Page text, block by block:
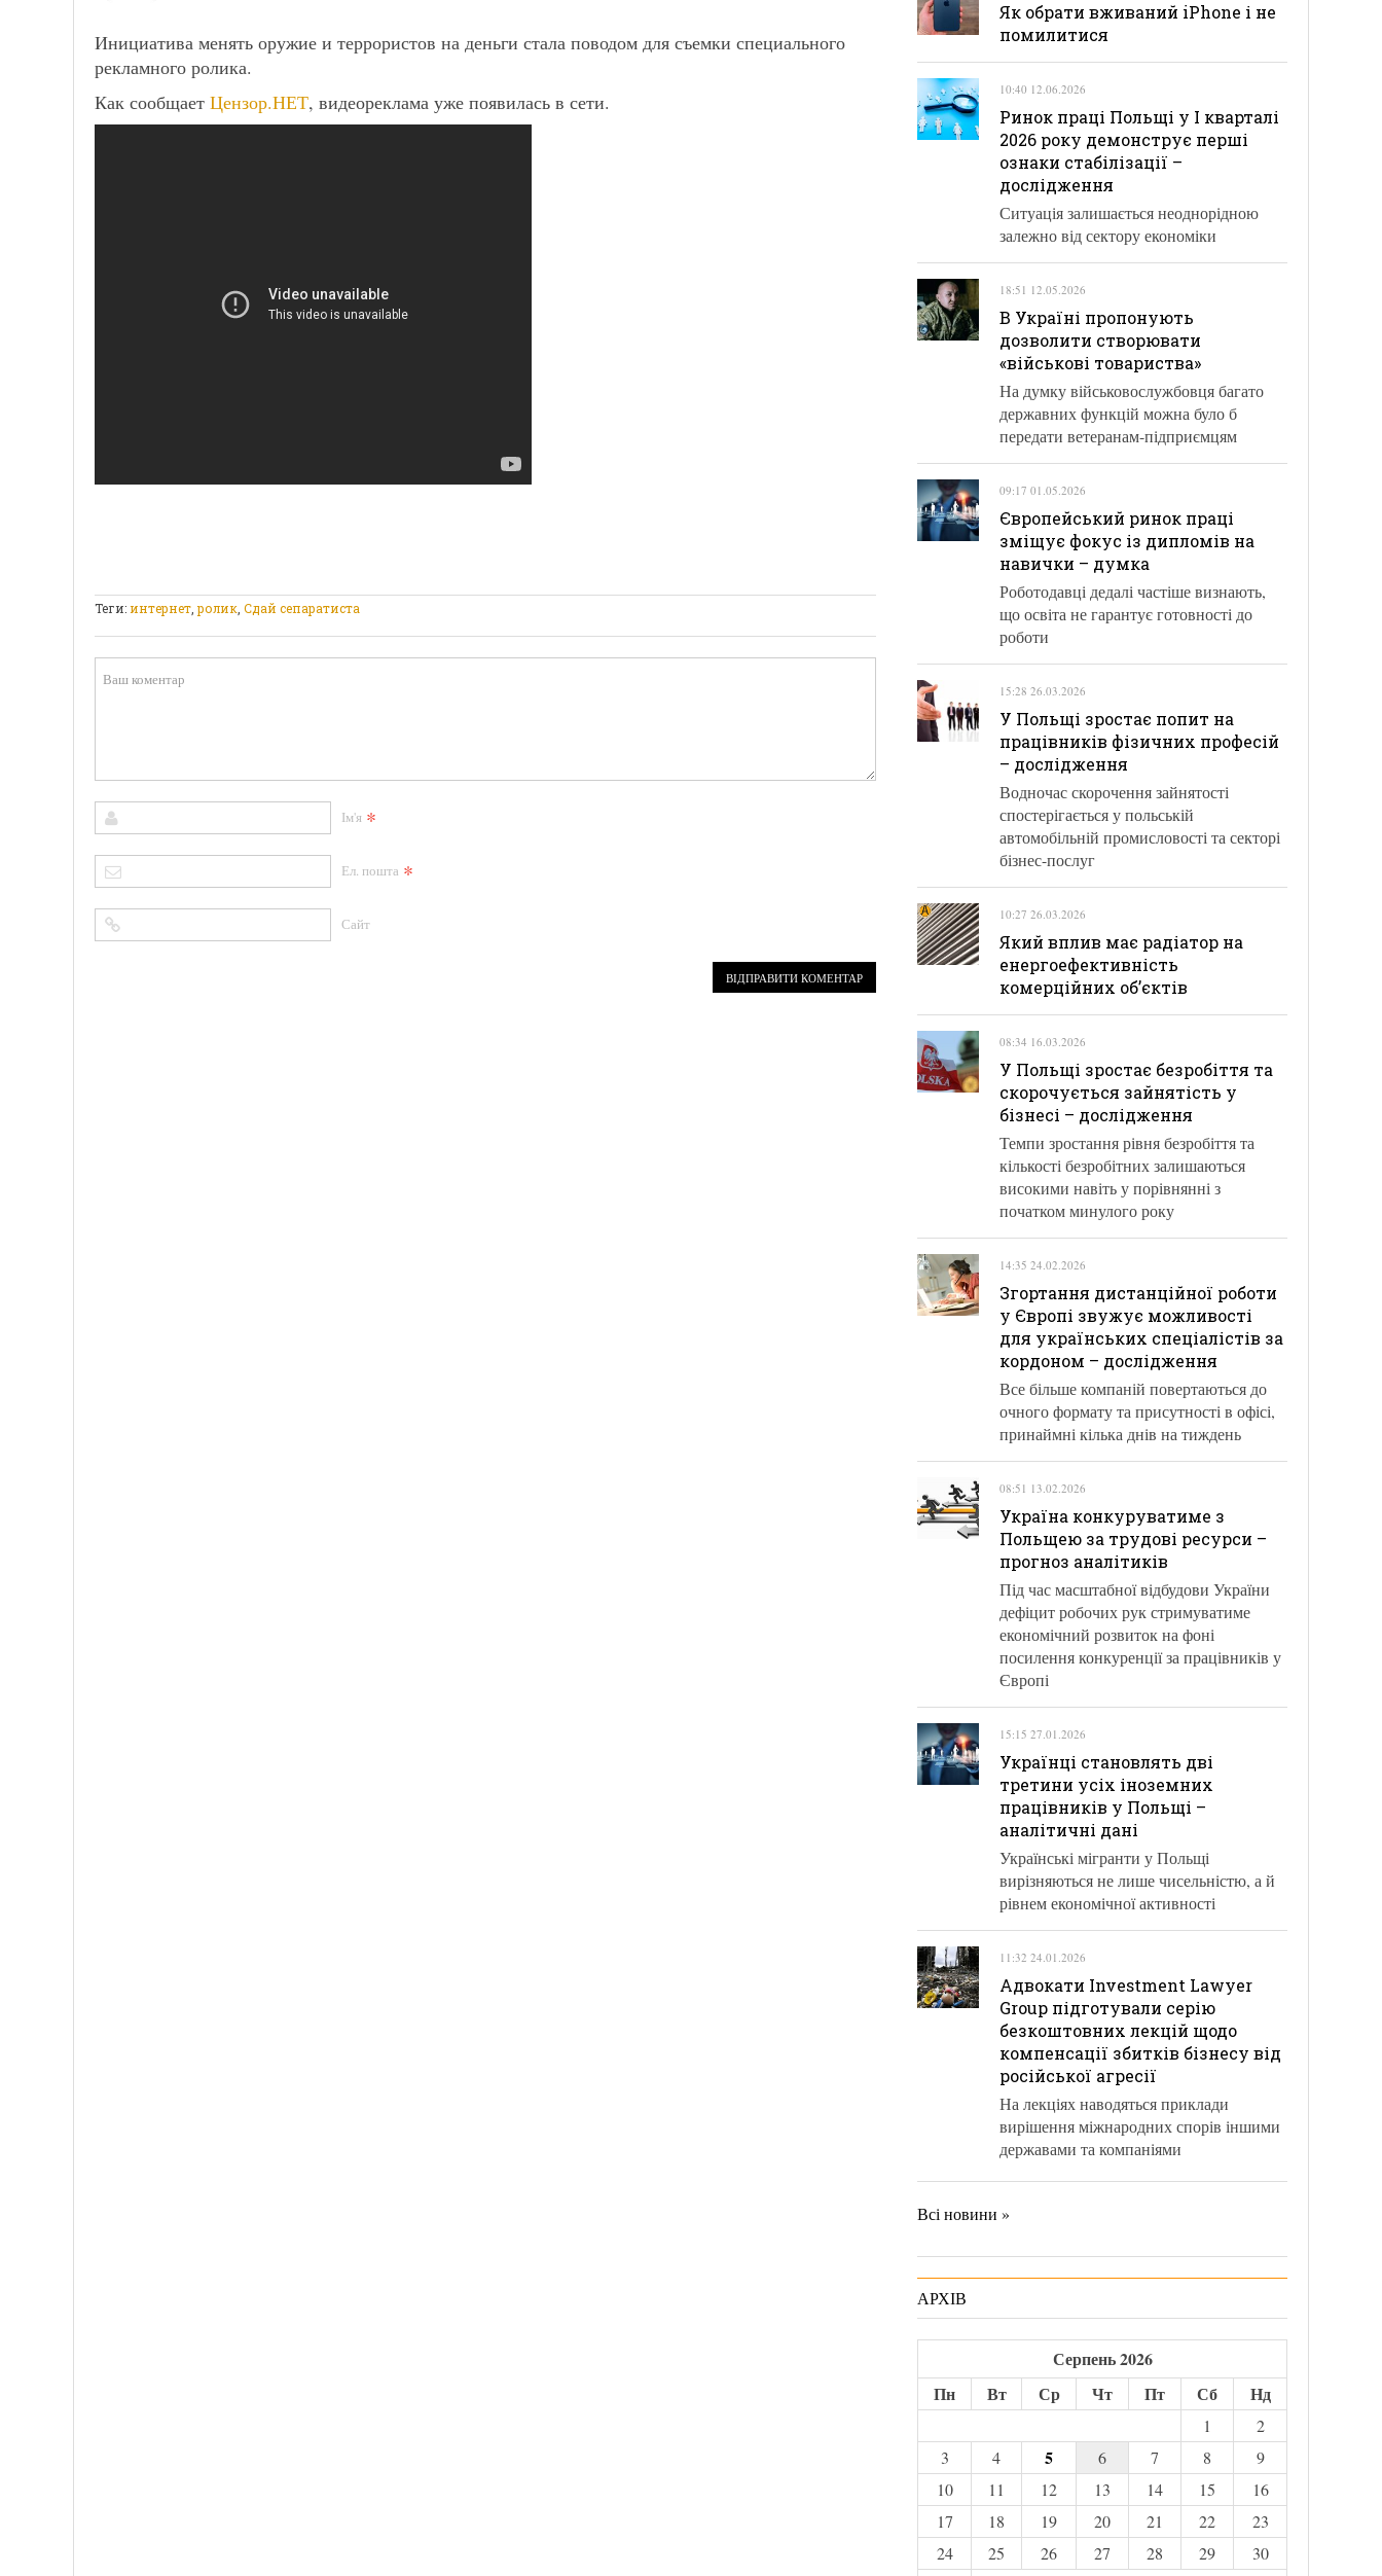
Инициатива менять оружие и террористов на деньги стала поводом для съемки специального
рекламного ролика.
Как сообщает Цензор.НЕТ, видеореклама уже появилась в сети.
Теги:интернет ,ролик Сдай сепаратиста
Ім'я *
Ел. пошта *
Сайт
Як обрати вживаний iPhone і не
помилитися
10:40 12.06.2026
Ринок праці Польщі у І кварталі
2026 року демонструє перші
ознаки стабілізації –
дослідження
Ситуація залишається неоднорідною
залежно від сектору економіки
18:51 12.05.2026
В Україні пропонують
дозволити створювати
«військові товариства»
На думку військовослужбовця багато
державних функцій можна було б
передати ветеранам-підприємцям
09:17 01.05.2026
Європейський ринок праці
зміщує фокус із дипломів на
навички – думка
Роботодавці дедалі частіше визнають,
що освіта не гарантує готовності до
роботи
15:28 26.03.2026
У Польщі зростає попит на
працівників фізичних професій
– дослідження
Водночас скорочення зайнятості
спостерігається у польській
автомобільній промисловості та секторі
бізнес-послуг
10:27 26.03.2026
Який вплив має радіатор на
енергоефективність
комерційних об’єктів
08:34 16.03.2026
У Польщі зростає безробіття та
скорочується зайнятість у
бізнесі – дослідження
Темпи зростання рівня безробіття та
кількості безробітних залишаються
високими навіть у порівнянні з
початком минулого року
14:35 24.02.2026
Згортання дистанційної роботи
у Європі звужує можливості
для українських спеціалістів за
кордоном – дослідження
Все більше компаній повертаються до
очного формату та присутності в офісі,
принаймні кілька днів на тиждень
08:51 13.02.2026
Україна конкуруватиме з
Польщею за трудові ресурси –
прогноз аналітиків
Під час масштабної відбудови України
дефіцит робочих рук стримуватиме
економічний розвиток на фоні
посилення конкуренції за працівників у
Європі
15:15 27.01.2026
Українці становлять дві
третини усіх іноземних
працівників у Польщі –
аналітичні дані
Українські мігранти у Польщі
вирізняються не лише чисельністю, а й
рівнем економічної активності
11:32 24.01.2026
Адвокати Investment Lawyer
Group підготували серію
безкоштовних лекцій щодо
компенсації збитків бізнесу від
російської агресії
На лекціях наводяться приклади
вирішення міжнародних спорів іншими
державами та компаніями
Всі новини »
АРХІВ
Серпень 2026
Пн
Вт Ср Чт Пт Сб Нд
1
2
3
4 5 6 7 8
9
10
11 12 13 14 15
16
17
18 19 20 21 22
23
24
25 26 27 28 29
30